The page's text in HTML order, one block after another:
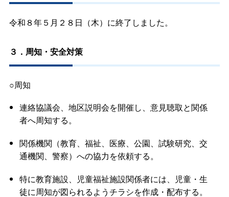
令和８年５月２８日（木）に終了しました。
３．周知・安全対策
○周知
連絡協議会、地区説明会を開催し、意見聴取と関係
者へ周知する。
関係機関（教育、福祉、医療、公園、試験研究、交
通機関、警察）への協力を依頼する。
特に教育施設、児童福祉施設関係者には、児童・生
徒に周知が図られるようチラシを作成・配布する。